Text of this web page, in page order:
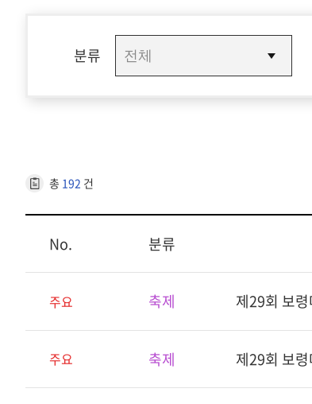
분류
총 192 건
No. 분류
주요 축제 제29회 보
주요 축제 제29회 보